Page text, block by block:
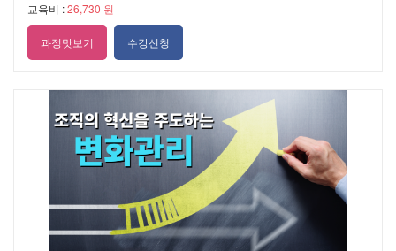
교육비 :26,730 원
과정맛보기 수강신청